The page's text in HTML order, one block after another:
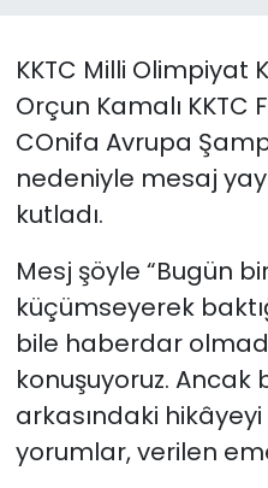
KKTC Milli Olimpiyat
Orçun Kamalı KKTC
COnifa Avrupa
nedeniyle mesaj
kutladı.
Mesj şöyle “Bugün
küçümseyerek
bile haberdar
konuşuyoruz. Ancak
arkasındaki
yorumlar, verilen
Otomobil Dünyası
Politika
SAĞLIK
Spor
Teknoloji
TÜRKiYE
Video Galeri